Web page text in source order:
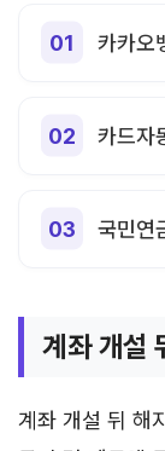
카카오
카드자
국민연
계좌 개설
계좌 개설 뒤 해